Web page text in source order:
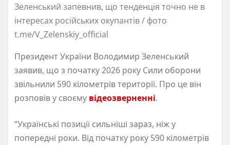
Зеленський запевнив, що тенденція точно не в
інтересах російських окупантів / фото
t.me/V_Zelenskiy_official
Президент України Володимир Зеленський
заявив, що з початку 2026 року Сили оборони
звільнили 590 кілометрів території. Про це він
розповів у своєму відеозверненні.
“Українські позиції сильніші зараз, ніж у
попередні роки. Від початку року 590 кілометрів